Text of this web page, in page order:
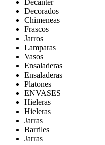
Decorados
Chimeneas
Frascos
Jarros
Lamparas
Vasos
Ensaladeras
Ensaladeras
Platones
ENVASES
Hieleras
Hieleras
Jarras
Barriles
Jarras